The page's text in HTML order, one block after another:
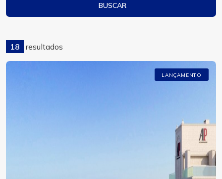
BUSCAR
18 resultados
LANÇAMENTO